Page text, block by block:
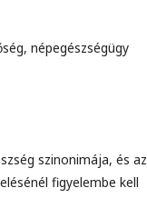
népegészségügy
szinonimája, és az
figyelembe kell